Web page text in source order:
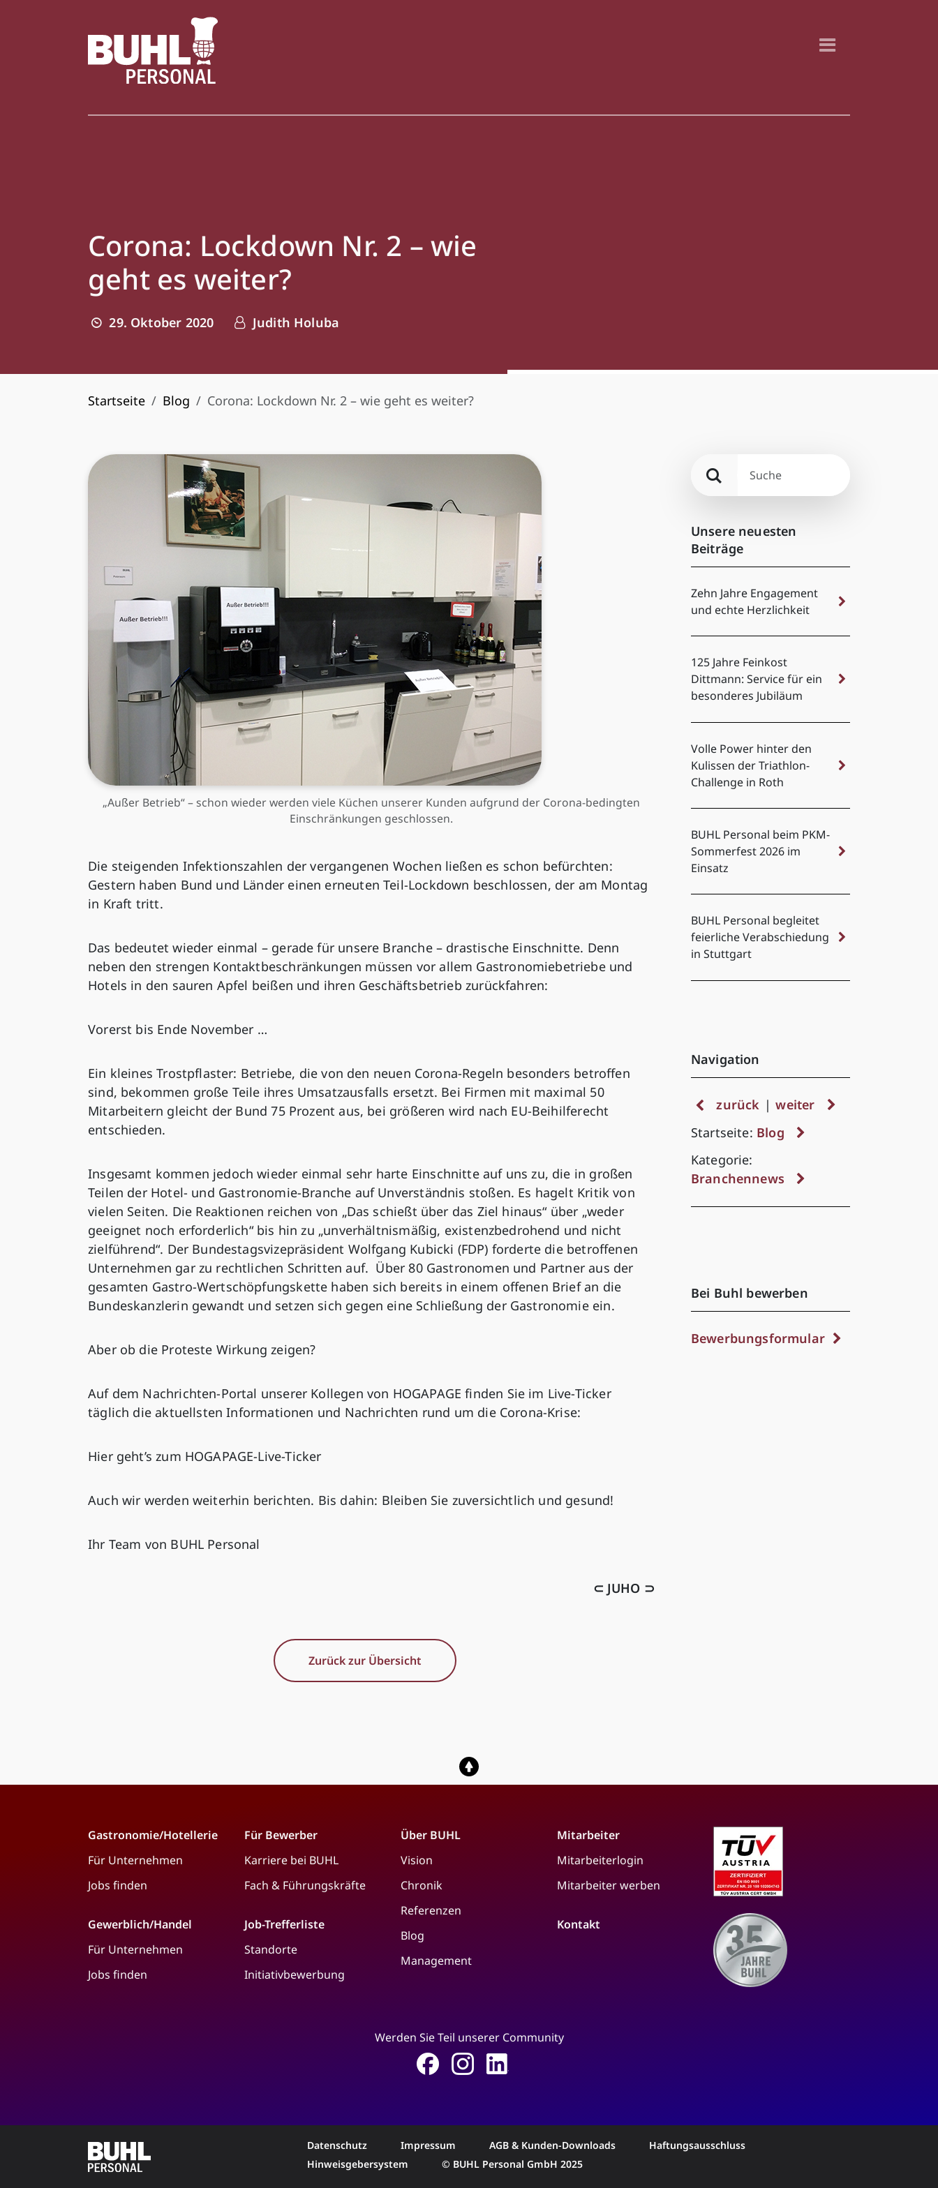
Corona: Lockdown Nr. 2 – wie
geht es weiter?
29. Oktober 2020 Judith Holuba
Startseite Blog Corona: Lockdown Nr. 2 – wie geht es weiter?
„Außer Betrieb“ – schon wieder werden viele Küchen unserer Kunden aufgrund der Corona-bedingten
Einschränkungen geschlossen.
Die steigenden Infektionszahlen der vergangenen Wochen ließen es schon befürchten:
Gestern haben Bund und Länder einen erneuten Teil-Lockdown beschlossen, der am Montag
in Kraft tritt.
Das bedeutet wieder einmal – gerade für unsere Branche – drastische Einschnitte. Denn
neben den strengen Kontaktbeschränkungen müssen vor allem Gastronomiebetriebe und
Hotels in den sauren Apfel beißen und ihren Geschäftsbetrieb zurückfahren:
Vorerst bis Ende November …
Ein kleines Trostpflaster: Betriebe, die von den neuen Corona-Regeln besonders betroffen
sind, bekommen große Teile ihres Umsatzausfalls ersetzt. Bei Firmen mit maximal 50
Mitarbeitern gleicht der Bund 75 Prozent aus, bei größeren wird nach EU-Beihilferecht
entschieden.
Insgesamt kommen jedoch wieder einmal sehr harte Einschnitte auf uns zu, die in großen
Teilen der Hotel- und Gastronomie-Branche auf Unverständnis stoßen. Es hagelt Kritik von
vielen Seiten. Die Reaktionen reichen von „Das schießt über das Ziel hinaus“ über „weder
geeignet noch erforderlich“ bis hin zu „unverhältnismäßig, existenzbedrohend und nicht
zielführend“. Der Bundestagsvizepräsident Wolfgang Kubicki (FDP) forderte die betroffenen
Unternehmen gar zu rechtlichen Schritten auf. Über 80 Gastronomen und Partner aus der
gesamten Gastro-Wertschöpfungskette haben sich bereits in einem offenen Brief an die
Bundeskanzlerin gewandt und setzen sich gegen eine Schließung der Gastronomie ein.
Aber ob die Proteste Wirkung zeigen?
Auf dem Nachrichten-Portal unserer Kollegen von HOGAPAGE finden Sie im Live-Ticker
täglich die aktuellsten Informationen und Nachrichten rund um die Corona-Krise:
Hier geht’s zum HOGAPAGE-Live-Ticker
Auch wir werden weiterhin berichten. Bis dahin: Bleiben Sie zuversichtlich und gesund!
Ihr Team von BUHL Personal
⊂ JUHO ⊃
Zurück zur Übersicht
Unsere neuesten
Beiträge
Zehn Jahre Engagement
und echte Herzlichkeit
125 Jahre Feinkost
Dittmann: Service für ein
besonderes Jubiläum
Volle Power hinter den
Kulissen der Triathlon-
Challenge in Roth
BUHL Personal beim PKM-
Sommerfest 2026 im
Einsatz
BUHL Personal begleitet
feierliche Verabschiedung
in Stuttgart
Navigation
zurück | weiter
Startseite: Blog
Kategorie:
Branchennews
Bei Buhl bewerben
Bewerbungsformular
Gastronomie/Hotellerie
Für Unternehmen
Jobs finden
Gewerblich/Handel
Für Unternehmen
Jobs finden
Für Bewerber
Karriere bei BUHL
Fach & Führungskräfte
Job-Trefferliste
Standorte
Initiativbewerbung
Über BUHL
Vision
Chronik
Referenzen
Blog
Management
Mitarbeiter
Mitarbeiterlogin
Mitarbeiter werben
Kontakt
Werden Sie Teil unserer Community
Datenschutz Impressum AGB & Kunden-Downloads
Haftungsausschluss
Hinweisgebersystem
© BUHL Personal GmbH 2025